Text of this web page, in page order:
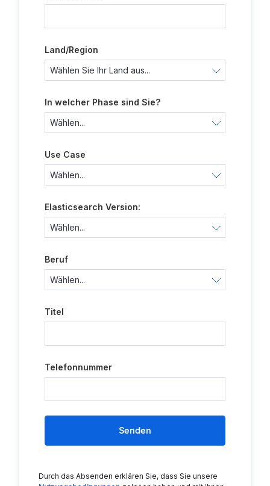
Land/Region
In welcher Phase sind Sie?
Use Case
Elasticsearch Version:
Beruf
Titel
Telefonnummer
Senden
Durch das Absenden erklären Sie, dass Sie unsere